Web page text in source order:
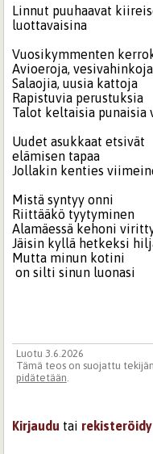
Linnut puuhaavat
luottavaisina
Vuosikymmenten
Avioeroja, vesivahinkoja
Salaojia, uusia kattoja
Rapistuvia perustuksia
Talot keltaisia punaisia
Uudet asukkaat etsivät
elämisen tapaa
Jollakin kenties
Mistä syntyy onni
Riittääkö tyytyminen
Alamäessä kehoni
Jäisin kyllä hetkeksi
Mutta minun kotini
on silti sinun luonasi
Luotu 3.6.2026
Tämä teos on suojattu
pidätetään.
Kirjaudu tai rekisteröidy